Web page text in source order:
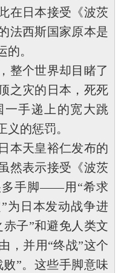
在日本接受《波茨
法西斯国家原本是
。
个世界却目睹了
之灾的日本，死死
一手递上的宽大跳
的惩罚。
天皇裕仁发布的
然表示接受《波茨
多手脚——用“希求
为日本发动战争进
子”和避免人类文
，并用“终战”这个
”。这些手脚意味